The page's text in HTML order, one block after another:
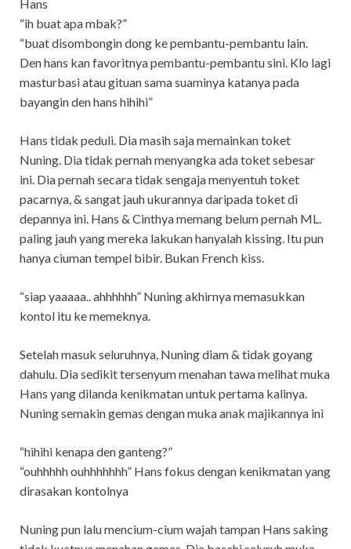
Hans
“ih buat apa mbak?”
“buat disombongin dong ke pembantu-pembantu lain.
Den hans kan favoritnya pembantu-pembantu sini. Klo lagi
masturbasi atau gituan sama suaminya katanya pada
bayangin den hans hihihi”
Hans tidak peduli. Dia masih saja memainkan toket
Nuning. Dia tidak pernah menyangka ada toket sebesar
ini. Dia pernah secara tidak sengaja menyentuh toket
pacarnya, & sangat jauh ukurannya daripada toket di
depannya ini. Hans & Cinthya memang belum pernah ML.
paling jauh yang mereka lakukan hanyalah kissing. Itu pun
hanya ciuman tempel bibir. Bukan French kiss.
“siap yaaaaa.. ahhhhhh” Nuning akhirnya memasukkan
kontol itu ke memeknya.
Setelah masuk seluruhnya, Nuning diam & tidak goyang
dahulu. Dia sedikit tersenyum menahan tawa melihat muka
Hans yang dilanda kenikmatan untuk pertama kalinya.
Nuning semakin gemas dengan muka anak majikannya ini
“hihihi kenapa den ganteng?”
“ouhhhhh ouhhhhhhh” Hans fokus dengan kenikmatan yang
dirasakan kontolnya
Nuning pun lalu mencium-cium wajah tampan Hans saking